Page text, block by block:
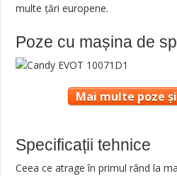
multe țări europene.
Poze cu mașina de
Mai multe poze
Specificații tehnice
Ceea ce atrage în primul rând la